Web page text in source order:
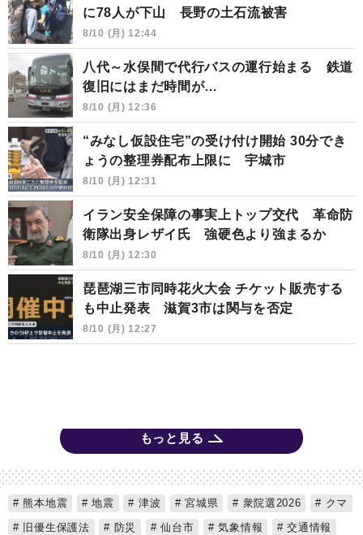
に78人が下山 長野の土石流被害
8/10 (月) 12:44
八代～水俣間で代行バスの運行始まる 鉄道
復旧にはまだ時間が…
8/10 (月) 12:36
“みなし仮設住宅”の受け付け開始 30分でき
ょうの整理券配布上限に 宇城市
8/10 (月) 12:31
イラン安全保障の事実上トップ交代 革命防
衛隊出身レザイ氏 強硬色より強まるか
8/10 (月) 12:30
琵琶湖三市同時花火大会 チケット販売する
も中止発表 滋賀3市は関与を否定
8/10 (月) 12:27
もっと見る
熊本地震 地震 津波 宮城県 衆院選2026
クマ
旧優生保護法
防災 仙台市 気象情報
交通情報